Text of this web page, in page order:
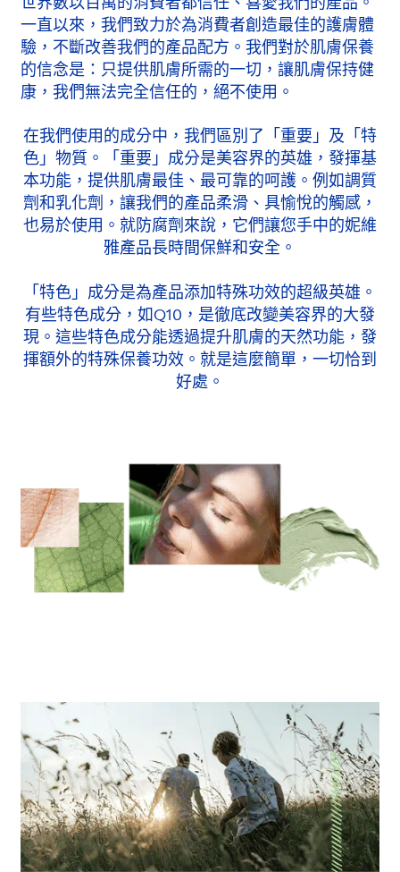
一直以來，我們致力於為消費者創造最佳的護膚體
驗，不斷改善我們的產品配方。我們對於肌膚保養
的信念是：只提供肌膚所需的一切，讓肌膚保持健
康，我們無法完全信任的，絕不使用。
在我們使用的成分中，我們區別了「重要」及「特
色」物質。「重要」成分是美容界的英雄，發揮基
本功能，提供肌膚最佳、最可靠的呵護。例如調質
劑和乳化劑，讓我們的產品柔滑、具愉悅的觸感，
也易於使用。就防腐劑來說，它們讓您手中的妮維
雅產品長時間保鮮和安全。
「特色」成分是為產品添加特殊功效的超級英雄。
有些特色成分，如Q10，是徹底改變美容界的大發
現。這些特色成分能透過提升肌膚的天然功能，發
揮額外的特殊保養功效。就是這麼簡單，一切恰到
好處。